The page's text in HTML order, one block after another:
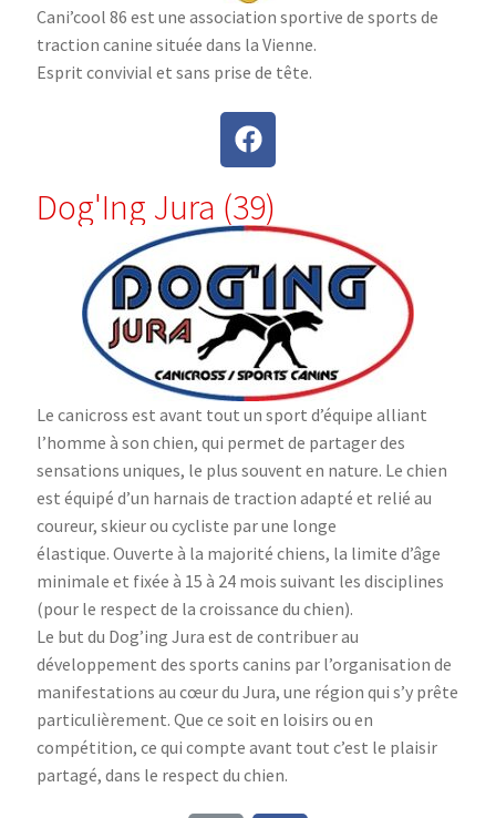
Cani’cool 86 est une association sportive de sports de
traction canine située dans la Vienne.
Esprit convivial et sans prise de tête.
Dog'Ing Jura (39)
Le canicross est avant tout un sport d’équipe alliant
l’homme à son chien, qui permet de partager des
sensations uniques, le plus souvent en nature. Le chien
est équipé d’un harnais de traction adapté et relié au
coureur, skieur ou cycliste par une longe
élastique. Ouverte à la majorité chiens, la limite d’âge
minimale et fixée à 15 à 24 mois suivant les disciplines
(pour le respect de la croissance du chien).
Le but du Dog’ing Jura est de contribuer au
développement des sports canins par l’organisation de
manifestations au cœur du Jura, une région qui s’y prête
particulièrement. Que ce soit en loisirs ou en
compétition, ce qui compte avant tout c’est le plaisir
partagé, dans le respect du chien.